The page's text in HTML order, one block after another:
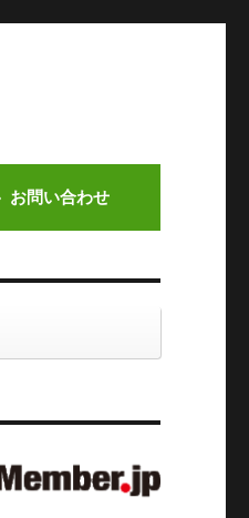
お問い合わせ